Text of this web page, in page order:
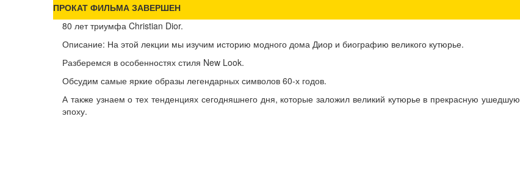
ПРОКАТ ФИЛЬМА ЗАВЕРШЕН
80 лет триумфа Christian Dior.
Описание: На этой лекции мы изучим историю модного дома Диор и биографию великого кутюрье.
Разберемся в особенностях стиля New Look.
Обсудим самые яркие образы легендарных символов 60-х годов.
А также узнаем о тех тенденциях сегодняшнего дня, которые заложил великий кутюрье в прекрасную ушедшую
эпоху.